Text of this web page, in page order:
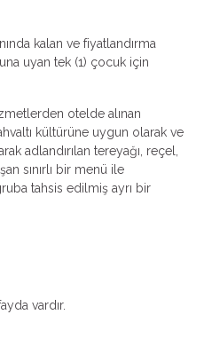
kalan ve fiyatlandırma
uyan tek (1) çocuk için
otelde alınan
kültürüne uygun olarak ve
adlandırılan tereyağı, reçel,
sınırlı bir menü ile
tahsis edilmiş ayrı bir
vardır.